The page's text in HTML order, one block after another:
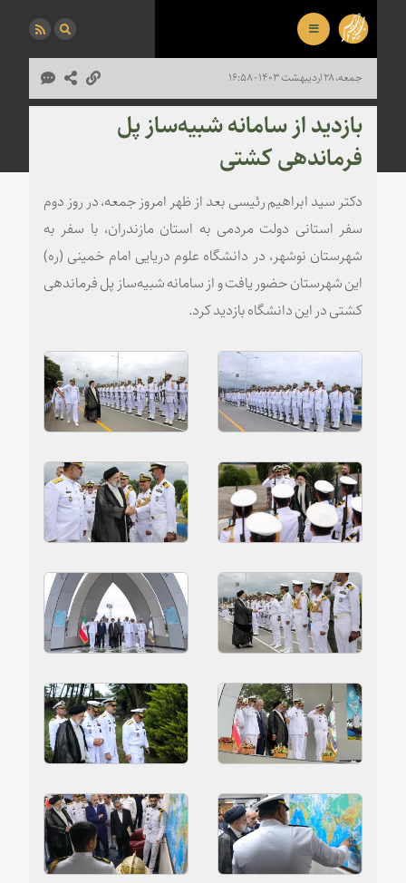
جمعه، ۲۸ اردیبهشت ۱۴۰۳ - ۱۶:۵۸
بازدید از سامانه شبیه‌ساز پل
فرماندهی کشتی
دکتر سید ابراهیم رئیسی بعد از ظهر امروز جمعه، در روز دوم
سفر استانی دولت مردمی به استان مازندران، با سفر به
شهرستان نوشهر، در دانشگاه علوم دریایی امام خمینی (ره)
این شهرستان حضور یافت و از سامانه شبیه‌ساز پل فرماندهی
کشتی در این دانشگاه بازدید کرد.